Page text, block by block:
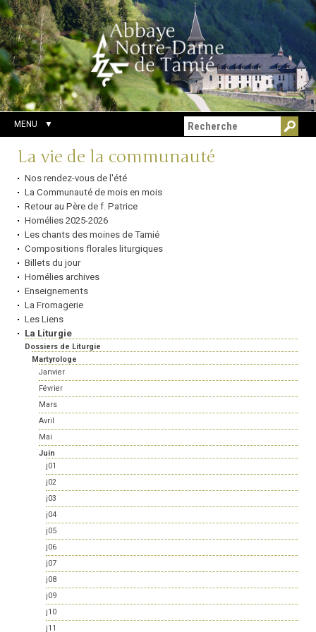
Aller
au
contenu.
|
Aller
à
la
navigation
Outils
personnels
Chercher par
Recherche
avancée…
MENU
Navigation
La vie de la communauté
Nos rendez-vous de l'été
La Communauté de mois en mois
Retour au Père de f. Patrice
Homélies 2025-2026
Les chants des moines de Tamié
Compositions florales liturgiques
Billets du jour
Homélies archives
Enseignements
La Fromagerie
Les Liens
La Liturgie
Dossiers de Liturgie
Martyrologe
Janvier
Février
Mars
Avril
Mai
Juin
j01
j02
j03
j04
j05
j06
j07
j08
j09
j10
j11